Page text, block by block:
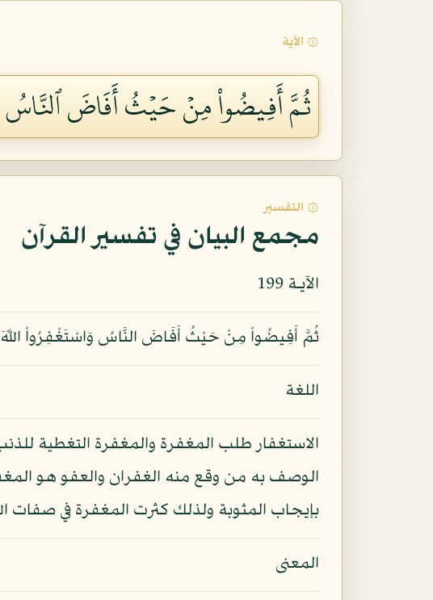
۞ الآية
ثُمَّ أَفِيضُواْ مِنۡ حَيۡثُ أَفَاضَ ٱلنَّاسُ
۞ التفسير
مجمع البيان في تفسير القرآن
الآيـة 199
ثُمَّ أَفِيضُواْ مِنْ حَيْثُ أَفَاضَ النَّاسُ وَاسْتَغْفِرُواْ
اللغة
الاستغفار طلب المغفرة والمغفرة التغطية
الوصف به من وقع منه الغفران والعفو هو
بإيجاب المثوبة ولذلك كثرت المغفرة في صفات
المعنى